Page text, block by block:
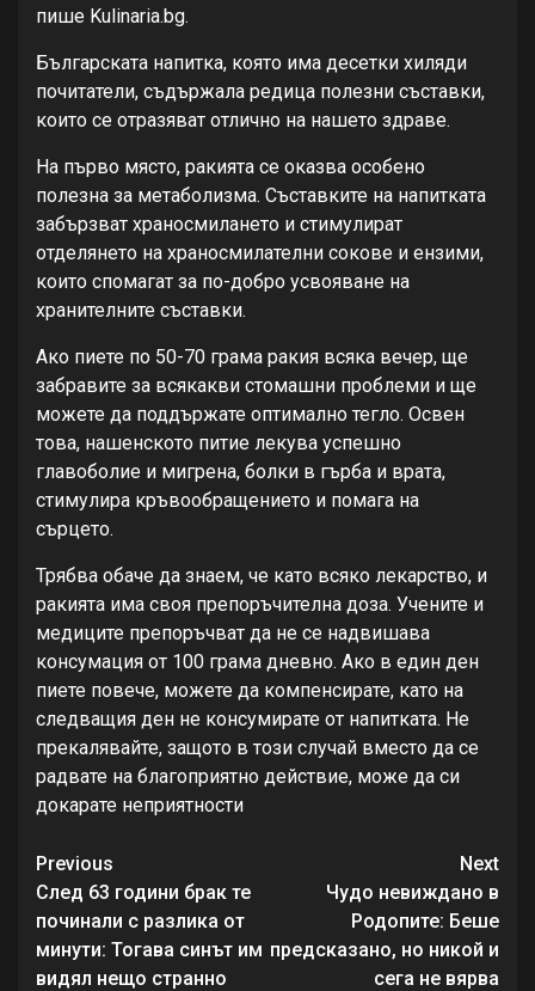
пише Kulinaria.bg.
Българската напитка, която има десетки хиляди
почитатели, съдържала редица полезни съставки,
които се отразяват отлично на нашето здраве.
На първо място, ракията се оказва особено
полезна за метаболизма. Съставките на напитката
забързват храносмилането и стимулират
отделянето на храносмилателни сокове и ензими,
които спомагат за по-добро усвояване на
хранителните съставки.
Ако пиете по 50-70 грама ракия всяка вечер, ще
забравите за всякакви стомашни проблеми и ще
можете да поддържате оптимално тегло. Освен
това, нашенското питие лекува успешно
главоболие и мигрена, болки в гърба и врата,
стимулира кръвообращението и помага на
сърцето.
Трябва обаче да знаем, че като всяко лекарство, и
ракията има своя препоръчителна доза. Учените и
медиците препоръчват да не се надвишава
консумация от 100 грама дневно. Ако в един ден
пиете повече, можете да компенсирате, като на
следващия ден не консумирате от напитката. Не
прекалявайте, защото в този случай вместо да се
радвате на благоприятно действие, може да си
докарате неприятности
Continue
Reading
Previous
След 63 години брак те
починали с разлика от
минути: Тогава синът им
видял нещо странно
Next
Чудо невиждано в
Родопите: Беше
предсказано, но никой и
сега не вярва